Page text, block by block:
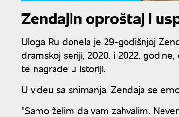
Zendajin oproštaj i
Uloga Ru donela je 29-godišnjoj
dramskoj seriji, 2020. i 2022.
te nagrade u istoriji.
U videu sa snimanja, Zendaja se
"Samo želim da vam zahvalim.